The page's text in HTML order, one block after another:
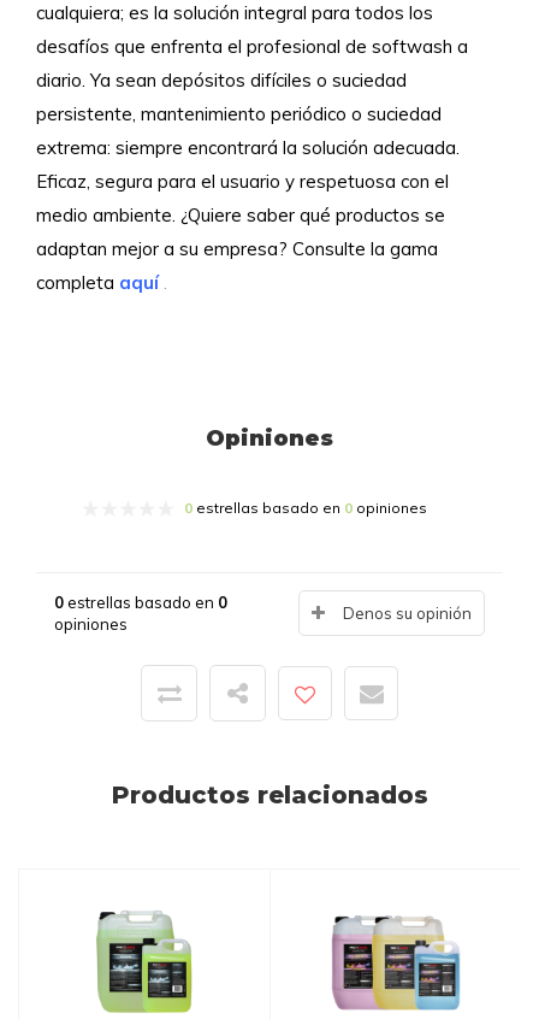
cualquiera; es la solución integral para todos los
desafíos que enfrenta el profesional de softwash a
diario. Ya sean depósitos difíciles o suciedad
persistente, mantenimiento periódico o suciedad
extrema: siempre encontrará la solución adecuada.
Eficaz, segura para el usuario y respetuosa con el
medio ambiente. ¿Quiere saber qué productos se
adaptan mejor a su empresa? Consulte la gama
completa aquí.
Opiniones
0 estrellas basado en 0 opiniones
0estrellas basado en 0
opiniones
Denos su opinión
Productos relacionados